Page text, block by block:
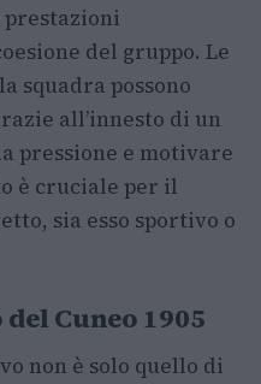
prestazioni
del gruppo. Le
squadra possono
all’innesto di un
pressione e motivare
è cruciale per il
sia esso sportivo o
Cuneo 1905
non è solo quello di